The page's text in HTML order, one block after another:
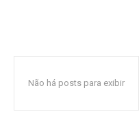
Não há posts para exibir